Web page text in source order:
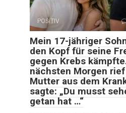
POSITIV
Mein 17-jähriger
den Kopf für seine
gegen Krebs
nächsten Morgen
Mutter aus dem
sagte: „Du musst
getan hat …“